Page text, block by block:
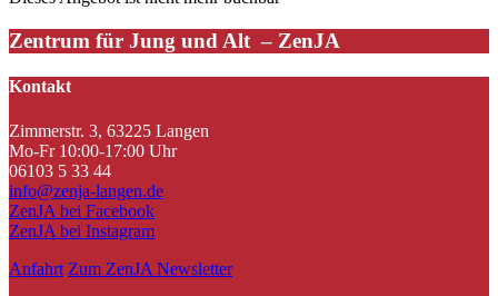
Zentrum für Jung und Alt – ZenJA
Kontakt
Zimmerstr. 3, 63225 Langen
Mo-Fr 10:00-17:00 Uhr
06103 5 33 44
info@zenja-langen.de
ZenJA bei Facebook
ZenJA bei Instagram
Anfahrt Zum ZenJA Newsletter